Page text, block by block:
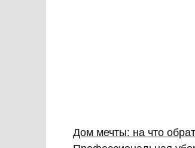
Дом мечты: на что